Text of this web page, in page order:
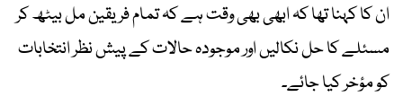
ان کا کہنا تھا کہ ابھی بھی وقت ہے کہ تمام فریقین مل بیٹھ کر
مسئلے کا حل نکالیں اور موجودہ حالات کے پیش نظر انتخابات
کو مؤخر کیا جائے۔